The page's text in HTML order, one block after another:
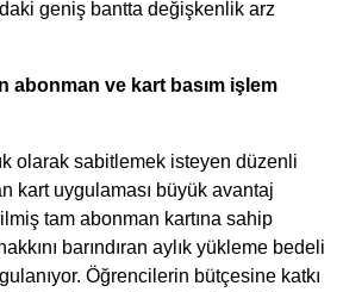
geniş bantta değişkenlik arz
abonman ve kart basım işlem
olarak sabitlemek isteyen düzenli
kart uygulaması büyük avantaj
tam abonman kartına sahip
barındıran aylık yükleme bedeli
Öğrencilerin bütçesine katkı